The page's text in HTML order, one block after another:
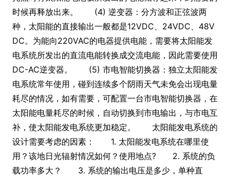
时候再释放出来。 (4) 逆变器：分方波和正弦波两
种，太阳能的直接输出一般都是12VDC、24VDC、48V
DC。为能向220VAC的电器提供电能，需要将太阳能发
电系统所发出的直流电能转换成交流电能，因此需要使用
DC-AC逆变器。 (5) 市电智能切换器：独立太阳能发
电系统常年使用，碰到连续多个阴雨天气未免会出现电量
耗尽的情况，如有需要，可配置一台市电智能切换器，在
太阳能电量耗尽的时候，自动切换到市电输出，与市电互
补，使太阳能发电系统更加稳定。 太阳能发电系统的
设计需要考虑的因素： 1. 太阳能发电系统在哪里使
用？该地日光辐射情况如何？使用地点? 2. 系统的负
载功率多大？ 3. 系统的输出电压是多少，单种直